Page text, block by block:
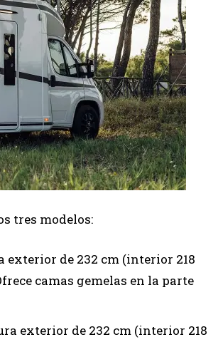
tres modelos:
exterior de 232 cm (interior 218
camas gemelas en la parte
exterior de 232 cm (interior 218